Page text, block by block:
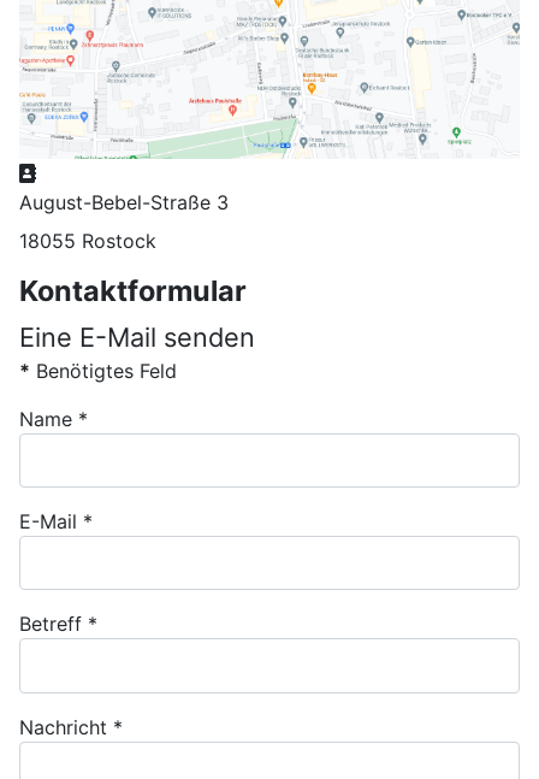
Adresse
August-Bebel-Straße 3
18055 Rostock
Kontaktformular
Eine E-Mail senden
* Benötigtes Feld
Name *
E-Mail *
Betreff *
Nachricht *